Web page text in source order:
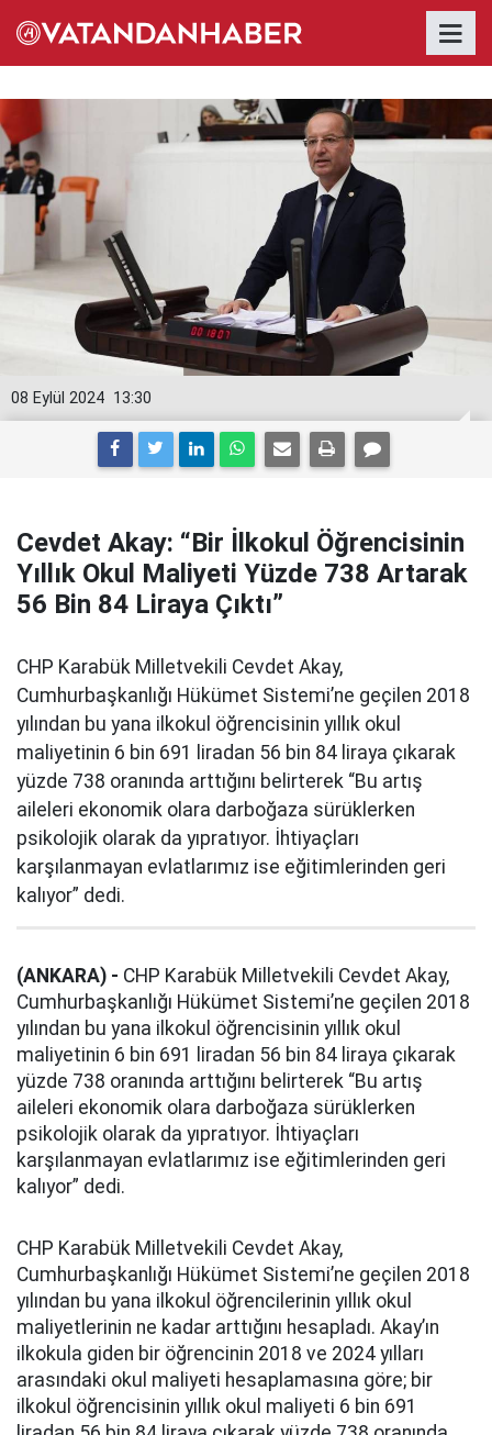
13:30
08 Eylül 2024
Cevdet Akay: “Bir İlkokul Öğrencisinin
Yıllık Okul Maliyeti Yüzde 738 Artarak
56 Bin 84 Liraya Çıktı”
CHP Karabük Milletvekili Cevdet Akay,
Cumhurbaşkanlığı Hükümet Sistemi’ne geçilen 2018
yılından bu yana ilkokul öğrencisinin yıllık okul
maliyetinin 6 bin 691 liradan 56 bin 84 liraya çıkarak
yüzde 738 oranında arttığını belirterek “Bu artış
aileleri ekonomik olara darboğaza sürüklerken
psikolojik olarak da yıpratıyor. İhtiyaçları
karşılanmayan evlatlarımız ise eğitimlerinden geri
kalıyor” dedi.
(ANKARA) - CHP Karabük Milletvekili Cevdet Akay,
Cumhurbaşkanlığı Hükümet Sistemi’ne geçilen 2018
yılından bu yana ilkokul öğrencisinin yıllık okul
maliyetinin 6 bin 691 liradan 56 bin 84 liraya çıkarak
yüzde 738 oranında arttığını belirterek “Bu artış
aileleri ekonomik olara darboğaza sürüklerken
psikolojik olarak da yıpratıyor. İhtiyaçları
karşılanmayan evlatlarımız ise eğitimlerinden geri
kalıyor” dedi.
CHP Karabük Milletvekili Cevdet Akay,
Cumhurbaşkanlığı Hükümet Sistemi’ne geçilen 2018
yılından bu yana ilkokul öğrencilerinin yıllık okul
maliyetlerinin ne kadar arttığını hesapladı. Akay’ın
ilkokula giden bir öğrencinin 2018 ve 2024 yılları
arasındaki okul maliyeti hesaplamasına göre; bir
ilkokul öğrencisinin yıllık okul maliyeti 6 bin 691